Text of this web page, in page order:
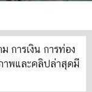
การเงิน การท่อง
าพและคลิปล่าสุดมี